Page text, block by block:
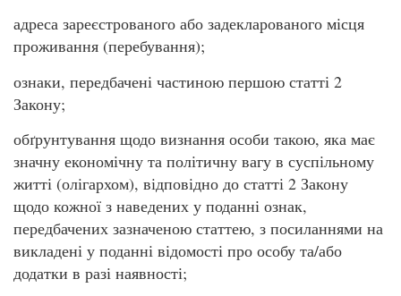
адреса зареєстрованого або задекларованого місця
проживання (перебування);
ознаки, передбачені частиною першою статті 2
Закону;
обґрунтування щодо визнання особи такою, яка має
значну економічну та політичну вагу в суспільному
житті (олігархом), відповідно до статті 2 Закону
щодо кожної з наведених у поданні ознак,
передбачених зазначеною статтею, з посиланнями на
викладені у поданні відомості про особу та/або
додатки в разі наявності;